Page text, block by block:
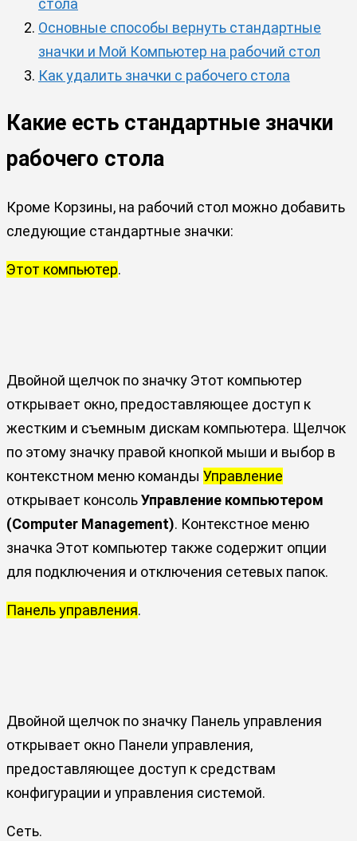
стола
Основные способы вернуть стандартные
значки и Мой Компьютер на рабочий стол
Как удалить значки с рабочего стола
Какие есть стандартные значки
рабочего стола
Кроме Корзины, на рабочий стол можно добавить
следующие стандартные значки:
Этот компьютер.
Двойной щелчок по значку Этот компьютер
открывает окно, предоставляющее доступ к
жестким и съемным дискам компьютера. Щелчок
по этому значку правой кнопкой мыши и выбор в
контекстном меню команды Управление
открывает консольУправление компьютером
(Computer Management). Контекстное меню
значка Этот компьютер также содержит опции
для подключения и отключения сетевых папок.
Панель управления.
Двойной щелчок по значку Панель управления
открывает окно Панели управления,
предоставляющее доступ к средствам
конфигурации и управления системой.
Сеть.